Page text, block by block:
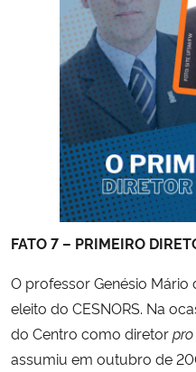
FATO 7 – PRIMEIRO
O professor Genésio
eleito do CESNORS. Na
do Centro como diretor
assumiu em outubro de